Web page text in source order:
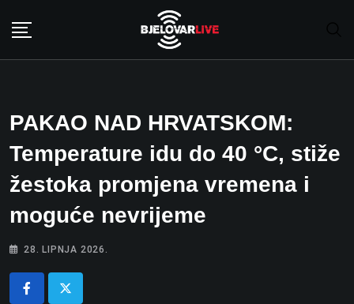
PAKAO NAD HRVATSKOM:
Temperature idu do 40 °C, stiže
žestoka promjena vremena i
moguće nevrijeme
28. LIPNJA 2026.